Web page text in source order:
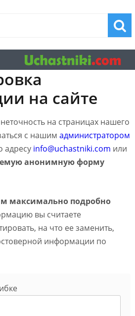
на сайте
на страницах нашего
с нашим администратором
адресу info@uchastniki.com или
анонимную форму
максимально подробно
вы считаете
на что ее заменить,
информации по